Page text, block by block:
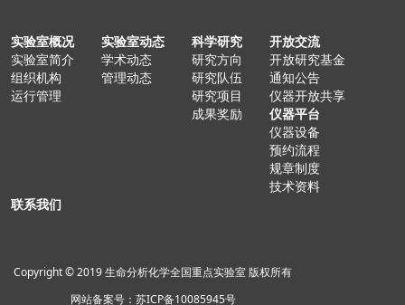
实验室概况
实验室简介
组织机构
运行管理
实验室动态
学术动态
管理动态
科学研究
研究方向
研究队伍
研究项目
成果奖励
开放交流
开放研究基金
通知公告
仪器开放共享
仪器平台
仪器设备
预约流程
规章制度
技术资料
联系我们
Copyright © 2019 生命分析化学全国重点实验室 版权所有
网站备案号：苏ICP备10085945号